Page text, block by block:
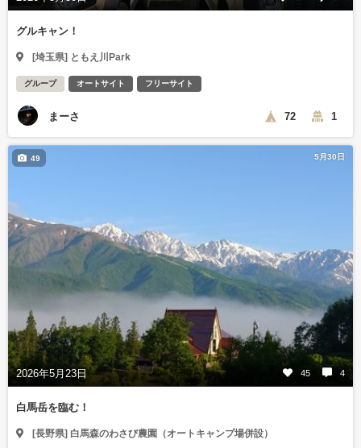
グルキャン！
[埼玉県] ともえ川Park
グループ オートサイト フリーサイト
まーさ 72 1
5月30日
2026年5月23日 45 4
49
白馬岳を臨む！
[長野県] 白馬森のわさび農園（オートキャンプ場併設）